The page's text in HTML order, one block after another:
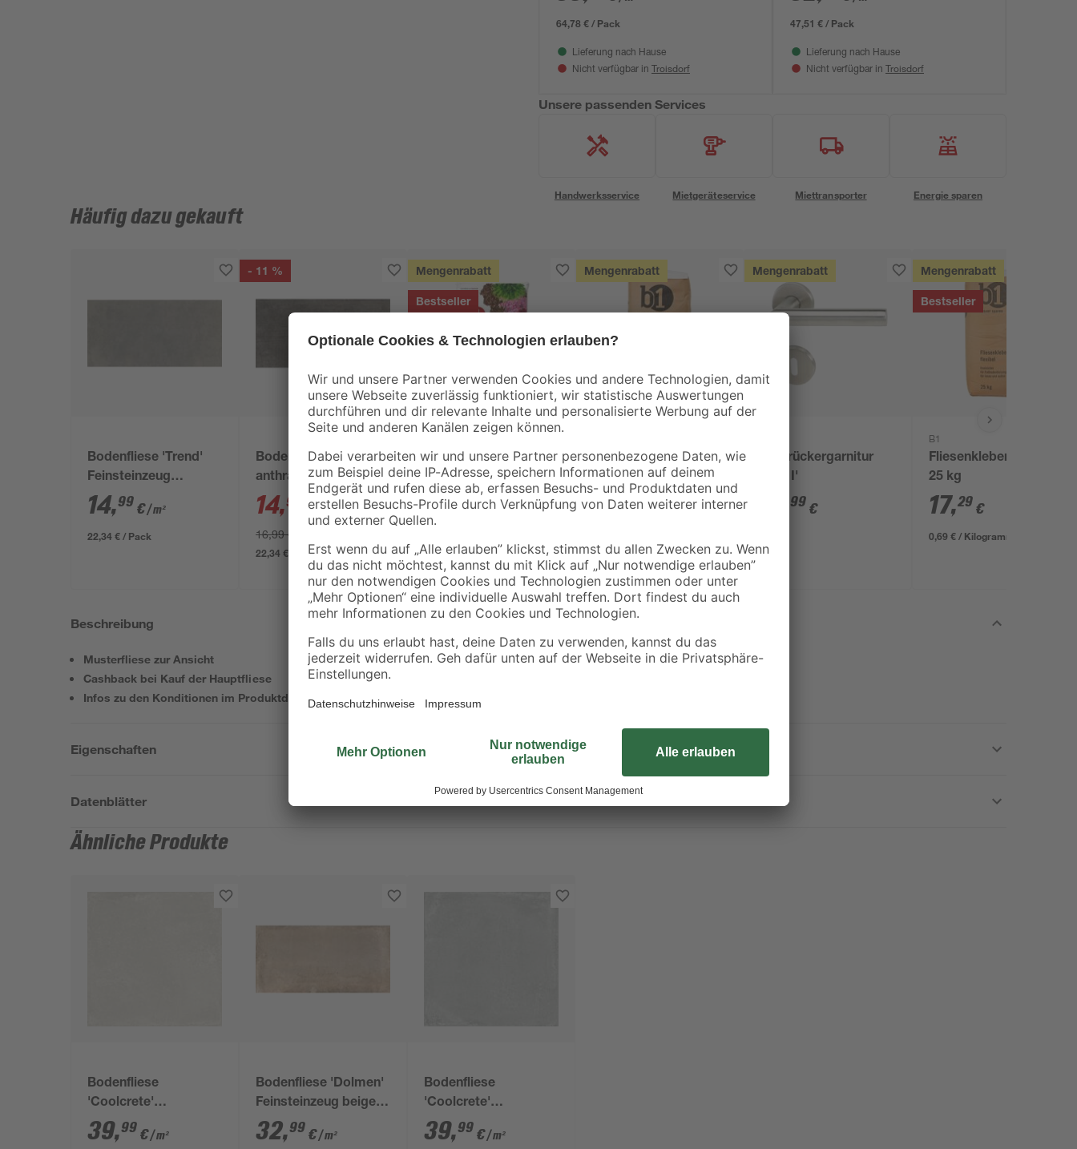
64,78 € / Pack
Lieferung nach Hause
Nicht verfügbar in Troisdorf
47,51 € / Pack
Lieferung nach Hause
Nicht verfügbar in Troisdorf
Unsere passenden Services
Handwerksservice Mietgeräteservice Miettransporter Energie sparen
Häufig dazu gekauft
Bodenfliese 'Trend'
Feinsteinzeug
anthrazit 30,5 x 61 cm
14,99 €/ m²
22,34 € / Pack
- 11 %
Bodenfliese 'Star'
anthrazit 30,5 x 61 cm
14,99 €/ m²
16,99 € / m²
22,34 € / Pack
Mengenrabatt
Bestseller
Rindenmulch 0-40
mm 40 l
3,99 €
Mengenrabatt
Fliesen- und
Baukleber 25 kg
7,89€
Mengenrabatt
Türdrückergarnitur
'Loft I'
99 €
Mengenrabatt
Bestseller
B1
Fliesenkleber flexibel
25 kg
17,29 €
0,69 € / Kilogramm
Beschreibung
Musterfliese zur Ansicht
Cashback bei Kauf der Hauptfliese
Infos zu den Konditionen im Produktdatenblatt
Eigenschaften
Datenblätter
Ähnliche Produkte
Bodenfliese
'Coolcrete'
Feinsteinzeug weiß 90
x 90 x 0,9 cm
39,99 €/ m²
Bodenfliese 'Dolmen'
Feinsteinzeug beige
60 x 120 x 0,9cm
32,99 €/ m²
Bodenfliese
'Coolcrete'
Feinsteinzeug grau 90
x 90 x 0,9 cm
39,99 €/ m²